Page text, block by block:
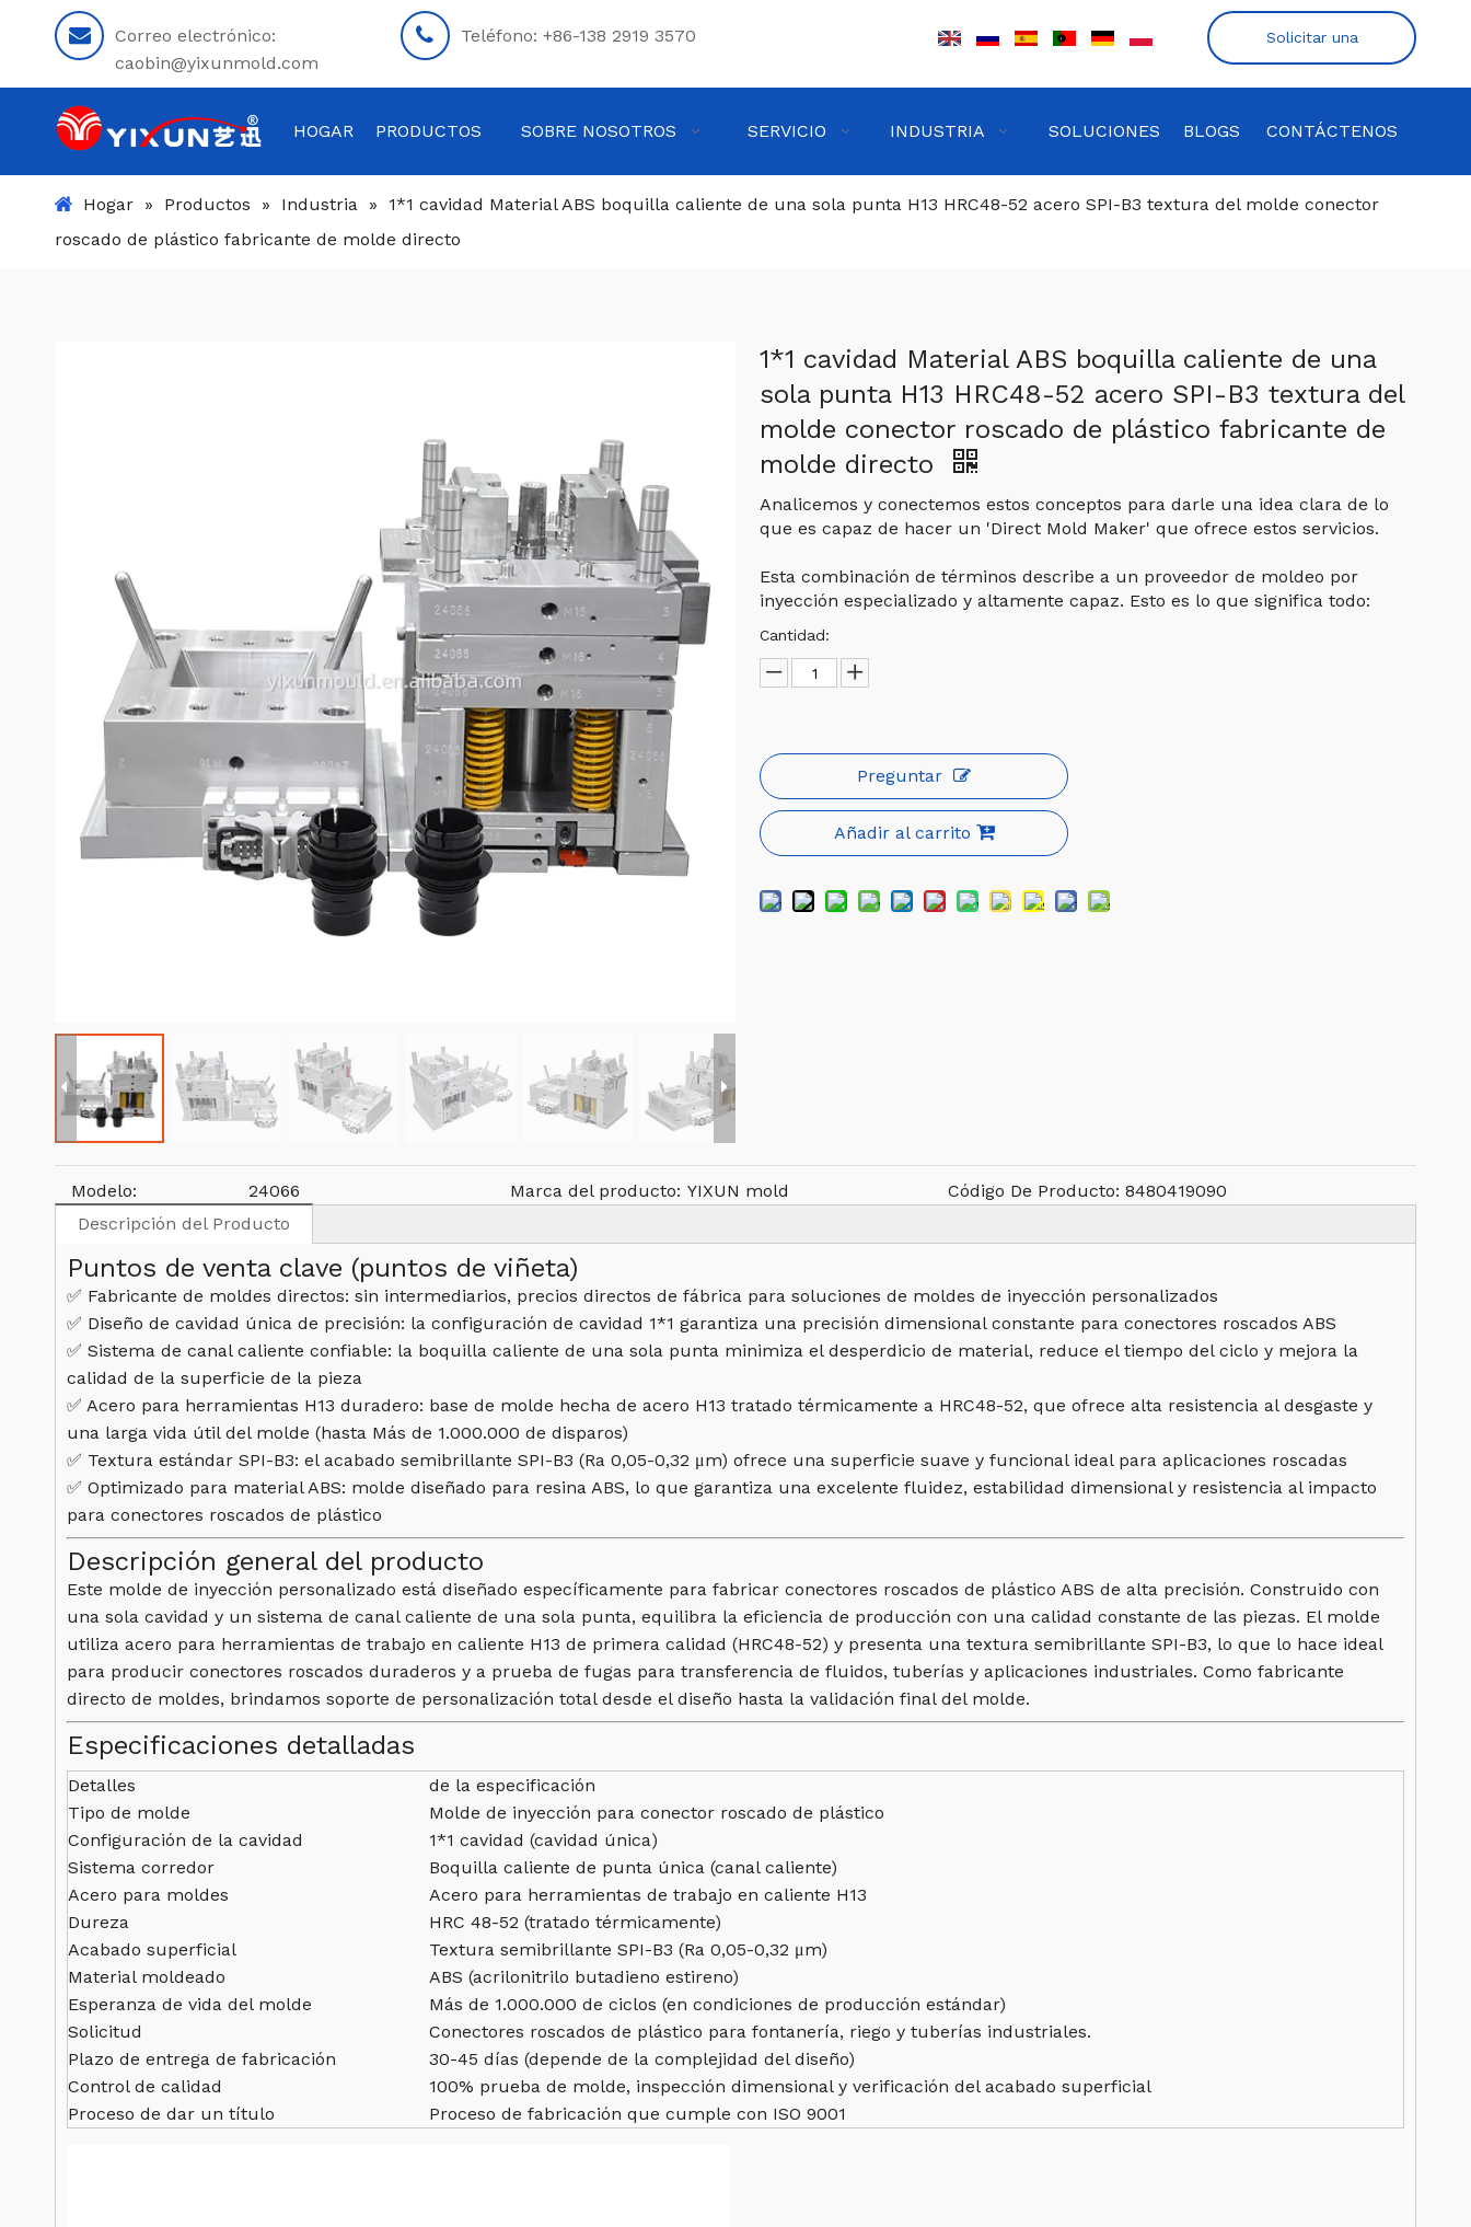
Correo electrónico:
caobin@yixunmold.com
Teléfono: +86-138 2919 3570 Solicitar una
cotización
HOGAR PRODUCTOS SOBRE NOSOTROS SERVICIO INDUSTRIA SOLUCIONES BLOGS CONTÁCTENOS
Hogar » Productos » Industria »
1*1 cavidad Material ABS boquilla caliente de una sola punta H13 HRC48-52 acero SPI-B3 textura del molde conector
roscado de plástico fabricante de molde directo
1*1 cavidad Material ABS boquilla caliente de una
sola punta H13 HRC48-52 acero SPI-B3 textura del
molde conector roscado de plástico fabricante de
molde directo
Analicemos y conectemos estos conceptos para darle una idea clara de lo
que es capaz de hacer un 'Direct Mold Maker' que ofrece estos servicios.
Esta combinación de términos describe a un proveedor de moldeo por
inyección especializado y altamente capaz. Esto es lo que significa todo:
Cantidad:
Preguntar
Añadir al carrito
Modelo: 24066 Marca del producto: YIXUN mold Código De Producto: 8480419090
Descripción del Producto
Puntos de venta clave (puntos de viñeta)
✅ Fabricante de moldes directos: sin intermediarios, precios directos de fábrica para soluciones de moldes de inyección personalizados
✅ Diseño de cavidad única de precisión: la configuración de cavidad 1*1 garantiza una precisión dimensional constante para conectores roscados ABS
✅ Sistema de canal caliente confiable: la boquilla caliente de una sola punta minimiza el desperdicio de material, reduce el tiempo del ciclo y mejora la
calidad de la superficie de la pieza
✅ Acero para herramientas H13 duradero: base de molde hecha de acero H13 tratado térmicamente a HRC48-52, que ofrece alta resistencia al desgaste y
una larga vida útil del molde (hasta Más de 1.000.000 de disparos)
✅ Textura estándar SPI-B3: el acabado semibrillante SPI-B3 (Ra 0,05-0,32 μm) ofrece una superficie suave y funcional ideal para aplicaciones roscadas
✅ Optimizado para material ABS: molde diseñado para resina ABS, lo que garantiza una excelente fluidez, estabilidad dimensional y resistencia al impacto
para conectores roscados de plástico
Descripción general del producto
Este molde de inyección personalizado está diseñado específicamente para fabricar conectores roscados de plástico ABS de alta precisión. Construido con
una sola cavidad y un sistema de canal caliente de una sola punta, equilibra la eficiencia de producción con una calidad constante de las piezas. El molde
utiliza acero para herramientas de trabajo en caliente H13 de primera calidad (HRC48-52) y presenta una textura semibrillante SPI-B3, lo que lo hace ideal
para producir conectores roscados duraderos y a prueba de fugas para transferencia de fluidos, tuberías y aplicaciones industriales. Como fabricante
directo de moldes, brindamos soporte de personalización total desde el diseño hasta la validación final del molde.
Especificaciones detalladas
Detalles
de la especificación
Tipo de molde
Molde de inyección para conector roscado de plástico
Configuración de la cavidad
1*1 cavidad (cavidad única)
Sistema corredor
Boquilla caliente de punta única (canal caliente)
Acero para moldes
Acero para herramientas de trabajo en caliente H13
Dureza
HRC 48-52 (tratado térmicamente)
Acabado superficial
Textura semibrillante SPI-B3 (Ra 0,05-0,32 μm)
Material moldeado
ABS (acrilonitrilo butadieno estireno)
Esperanza de vida del molde
Más de 1.000.000 de ciclos (en condiciones de producción estándar)
Solicitud
Conectores roscados de plástico para fontanería, riego y tuberías industriales.
Plazo de entrega de fabricación
30-45 días (depende de la complejidad del diseño)
Control de calidad
100% prueba de molde, inspección dimensional y verificación del acabado superficial
Proceso de dar un título
Proceso de fabricación que cumple con ISO 9001